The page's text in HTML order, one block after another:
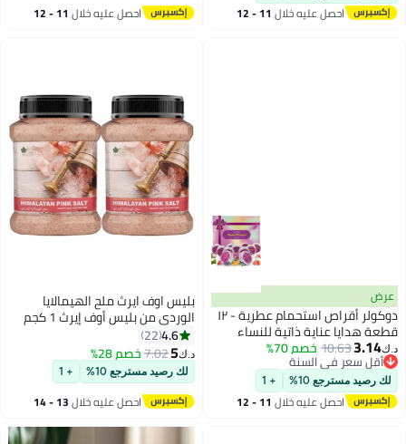
احصل عليه خلال 11 - 12 احصل عليه خلال 11 - 12
عرض
دوكولر أقراص استحمام عطرية - ١٢
قطعة هدايا عناية ذاتية للنساء
والرجال
د.ك‏3.14
10.63خصم 70%
أقل سعر في السنة
أقل سعر في السنة
لك رصيد مسترجع 10% + 1
احصل عليه خلال 11 - 12
بليس اوف ايرث ملح الهيمالايا
الوردي من بليس أوف إيرث 1 كجم
(عبوة من قطعتين) | ملح صخري
طبيعي غني بالمعادن للطهي
والتتبيل | ملح ناعم فاخر للاستخدام
في الشوي، الخَبز، الشوربات،
السلطات والاستخدام اليومي في
المطبخ
4.6
22
د.ك‏5
7.02خصم 28%
لك رصيد مسترجع 10% + 1
احصل عليه خلال 13 - 14